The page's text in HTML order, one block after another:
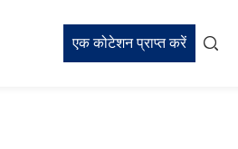
एक कोटेशन प्राप्त करें